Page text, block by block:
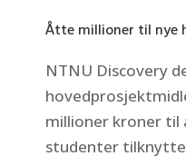
Åtte millioner til nye
NTNU Discovery
millioner kroner til
studenter